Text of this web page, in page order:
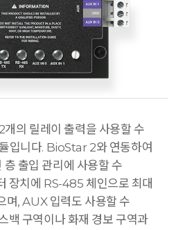
의 릴레이 출력을 사용할 수
입니다. BioStar 2와 연동하여
출입 관리에 사용할 수
장치에 RS-485 체인으로 최대
며, AUX 입력도 사용할 수
백 구역이나 화재 경보 구역과